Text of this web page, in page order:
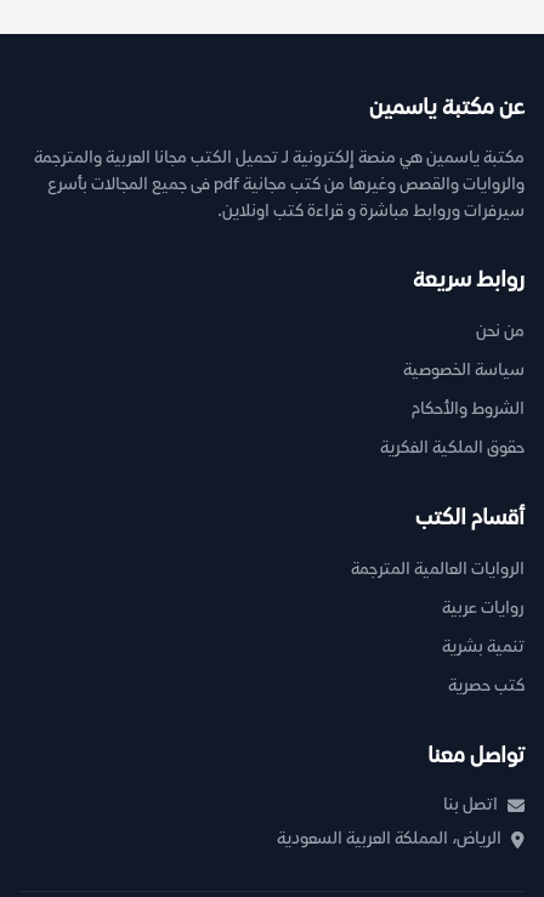
عن مكتبة ياسمين
مكتبة ياسمين هي منصة إلكترونية لـ تحميل الكتب مجانا العربية والمترجمة
والروايات والقصص وغيرها من كتب مجانية pdf فى جميع المجالات بأسرع
سيرفرات وروابط مباشرة و قراءة كتب اونلاين.
روابط سريعة
من نحن
سياسة الخصوصية
الشروط والأحكام
حقوق الملكية الفكرية
أقسام الكتب
الروايات العالمية المترجمة
روايات عربية
تنمية بشرية
كتب حصرية
تواصل معنا
اتصل بنا
الرياض، المملكة العربية السعودية